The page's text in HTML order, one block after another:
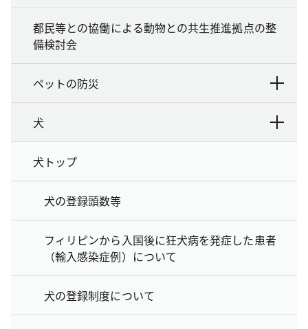
都民等との協働による動物との共生推進拠点の整
備検討会
ペットの防災
犬
犬トップ
犬の登録頭数等
フィリピンから入国後に狂犬病を発症した患者
（輸入感染症例）について
犬の登録制度について